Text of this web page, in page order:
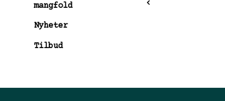
mangfold
Nyheter
Tilbud